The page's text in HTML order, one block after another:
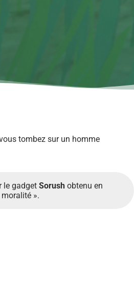
tombez sur un homme
le gadget Sorush obtenu en
».